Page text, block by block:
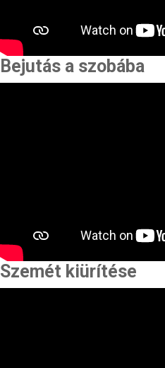
Bejutás a szobába
Szemét kiürítése